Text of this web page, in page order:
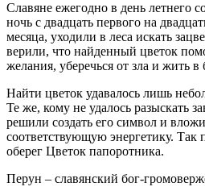
Славяне ежегодно в день летнего
ночь с двадцать первого на
месяца, уходили в леса искать
верили, что найденный цветок
желания, уберечься от зла и жить в
Найти цветок удавалось лишь
Те же, кому не удалось разыскать
решили создать его символ и
соответствующую энергетику. Так
оберег Цветок папоротника.
Перун – славянский бог-